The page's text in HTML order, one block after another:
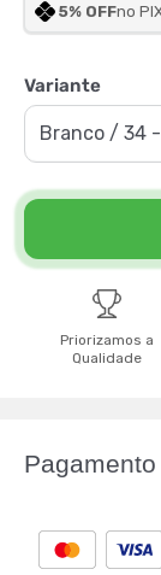
5% OFFno
Variante
Priorizamos a
Qualidade